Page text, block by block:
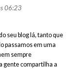
06:23
seu blog lá, tanto que
passamos em uma
sempre
gente compartilha a